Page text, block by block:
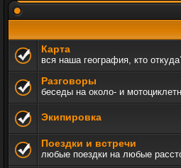
Карта
вся наша география, кто
Разговоры
беседы на около- и
Экипировка
Поездки и встречи
любые поездки на любые